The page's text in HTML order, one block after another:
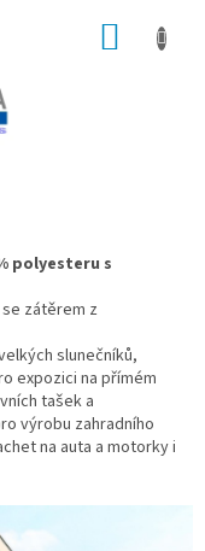
polyesteru s
zátěrem z
slunečníků,
expozici na přímém
tašek a
výrobu zahradního
na auta a motorky i